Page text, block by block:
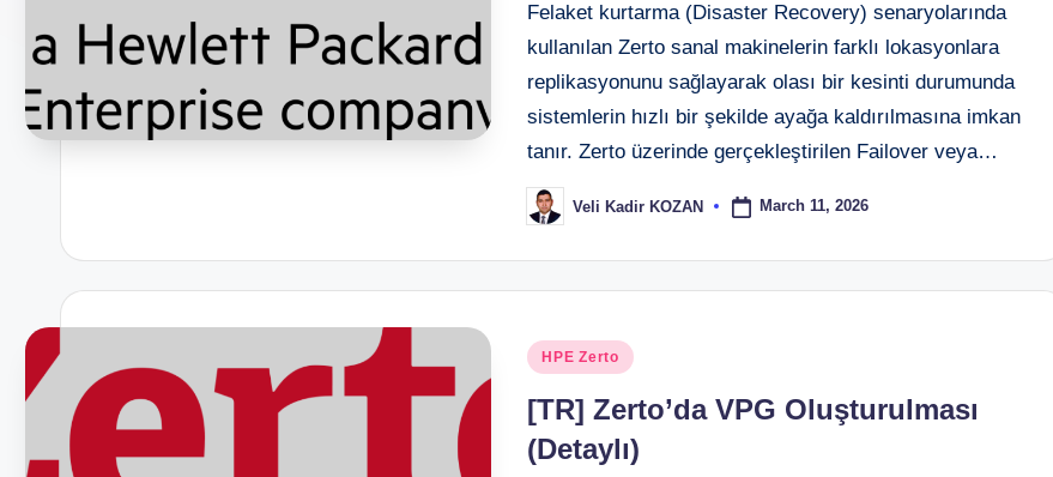
Felaket kurtarma (Disaster Recovery) senaryolarında
kullanılan Zerto sanal makinelerin farklı lokasyonlara
replikasyonunu sağlayarak olası bir kesinti durumunda
sistemlerin hızlı bir şekilde ayağa kaldırılmasına imkan
tanır. Zerto üzerinde gerçekleştirilen Failover veya…
Posted
by
Veli Kadir KOZAN March 11, 2026
Posted
HPE Zerto
[TR] Zerto’da VPG Oluşturulması
(Detaylı)